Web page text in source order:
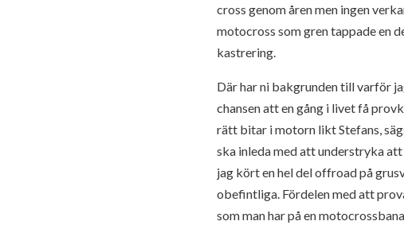
cross genom åren men ingen
motocross som gren tappade en
kastrering.
Där har ni bakgrunden till varför
chansen att en gång i livet få
rätt bitar i motorn likt Stefans,
ska inleda med att understryka
jag kört en hel del offroad på
obefintliga. Fördelen med att
som man har på en